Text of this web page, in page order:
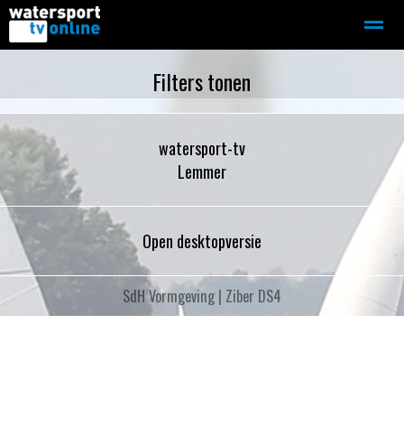
Motorboot-sloep Adverteren
Home Bellen
Filters tonen
watersport-tv
Lemmer
Open desktopversie
SdH Vormgeving | Ziber DS4